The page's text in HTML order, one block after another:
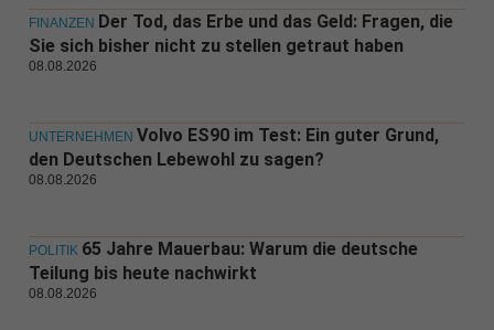
FINANZEN Der Tod, das Erbe und das Geld: Fragen, die
Sie sich bisher nicht zu stellen getraut haben
08.08.2026
UNTERNEHMEN Volvo ES90 im Test: Ein guter Grund,
den Deutschen Lebewohl zu sagen?
08.08.2026
POLITIK 65 Jahre Mauerbau: Warum die deutsche
Teilung bis heute nachwirkt
08.08.2026